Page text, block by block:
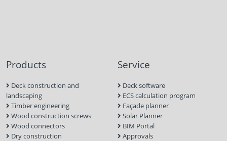
Products
Deck construction and
landscaping
Timber engineering
Wood construction screws
Wood connectors
Dry construction
Service
Deck software
ECS calculation program
Façade planner
Solar Planner
BIM Portal
Approvals